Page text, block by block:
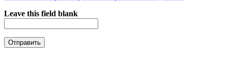
Leave this field blank